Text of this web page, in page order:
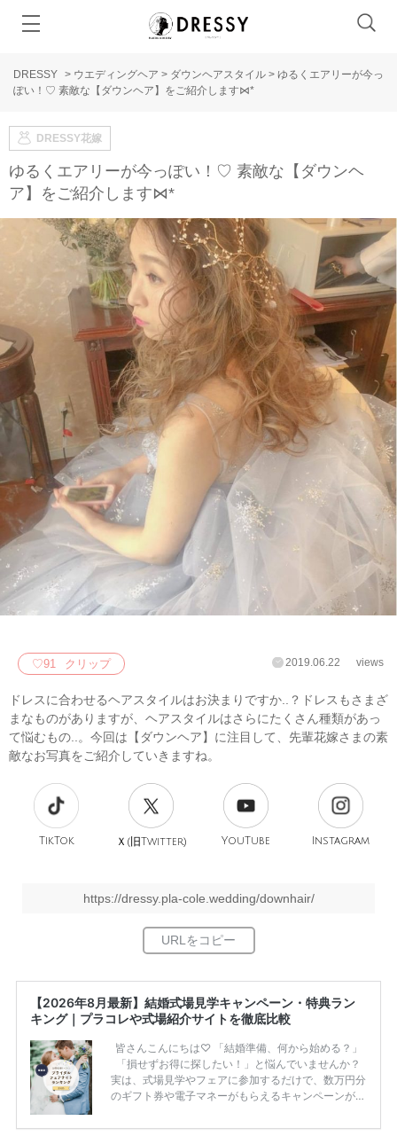
DRESSY > ウエディングヘア > ダウンヘアスタイル > ゆるくエアリーが今っ
ぽい！♡ 素敵な【ダウンヘア】をご紹介します⋈*
DRESSY花嫁
ゆるくエアリーが今っぽい！♡ 素敵な【ダウンヘ
ア】をご紹介します⋈*
♡91 クリップ 2019.06.22 views
ドレスに合わせるヘアスタイルはお決まりですか..？ドレスもさまざ
まなものがありますが、ヘアスタイルはさらにたくさん種類があっ
て悩むもの..。今回は【ダウンヘア】に注目して、先輩花嫁さまの素
敵なお写真をご紹介していきますね。
TikTok Ｘ(旧Twitter) YouTube Instagram
https://dressy.pla-cole.wedding/downhair/
【2026年8月最新】結婚式場見学キャンペーン・特典ラン
キング｜プラコレや式場紹介サイトを徹底比較
皆さんこんにちは♡ 「結婚準備、何から始める？」
「損せずお得に探したい！」と悩んでいませんか？
実は、式場見学やフェアに参加するだけで、数万円分
のギフト券や電子マネーがもらえるキャンペーンがあ
ため、比較せずに選ぶと損をしてしまうことも……。